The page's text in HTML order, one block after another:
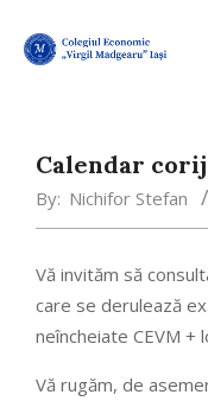
Calendar
By: Nichifor Stefan
Vă invităm să
care se derulează
neîncheiate CEVM +
Vă rugăm, de